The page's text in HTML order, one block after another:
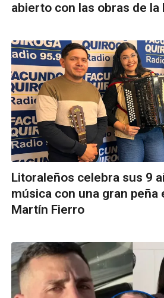
abierto con las obras de la
Litoraleños celebra sus 9
música con una gran peña
Martín Fierro